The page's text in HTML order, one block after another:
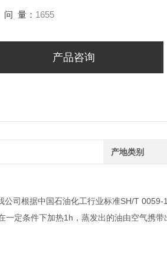
问 量： 1655
产品咨询
产地类别
司根据中国石油化工行业标准SH/T
一定条件下加热1h，蒸发出的油由空气携